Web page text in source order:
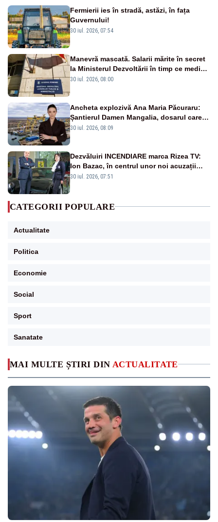
MAI MULTE ȘTIRI DIN ACTUALITATE
Fermierii ies în stradă, astăzi, în fața
Guvernului!
30 iul. 2026, 07:54
Manevră mascată. Salarii mărite în secret
la Ministerul Dezvoltării în timp ce medicii
ies în stradă
30 iul. 2026, 08:00
Ancheta explozivă Ana Maria Păcuraru:
Șantierul Damen Mangalia, dosarul care
scufundă apărarea României
30 iul. 2026, 08:09
Dezvăluiri INCENDIARE marca Rizea TV:
Ion Bazac, în centrul unor noi acuzații
publice
30 iul. 2026, 07:51
CATEGORII POPULARE
Actualitate
Politica
Economie
Social
Sport
Sanatate